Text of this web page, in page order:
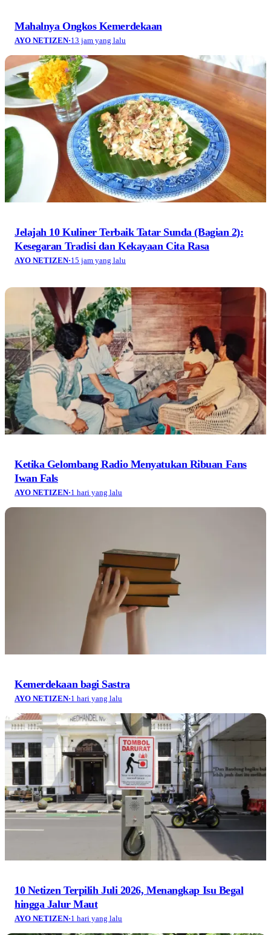
Mahalnya Ongkos Kemerdekaan
AYO NETIZEN·13 jam yang lalu
Jelajah 10 Kuliner Terbaik Tatar Sunda (Bagian 2):
Kesegaran Tradisi dan Kekayaan Cita Rasa
AYO NETIZEN·15 jam yang lalu
Ketika Gelombang Radio Menyatukan Ribuan Fans
Iwan Fals
AYO NETIZEN·1 hari yang lalu
Kemerdekaan bagi Sastra
AYO NETIZEN·1 hari yang lalu
10 Netizen Terpilih Juli 2026, Menangkap Isu Begal
hingga Jalur Maut
AYO NETIZEN·1 hari yang lalu